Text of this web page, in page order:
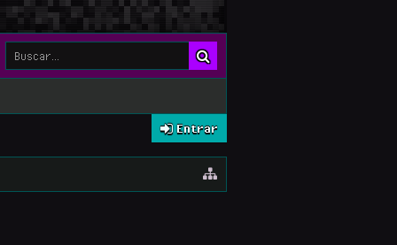
Entrar